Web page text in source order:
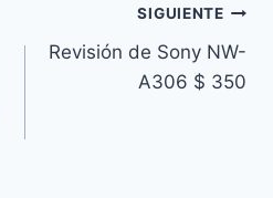
SIGUIENTE
Revisión de Sony NW-
A306 $ 350